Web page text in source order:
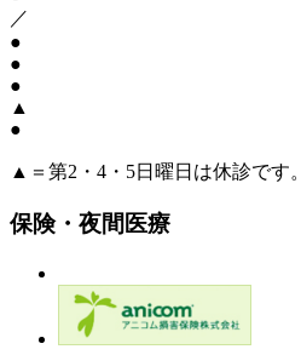
／
●
●
●
▲
●
▲＝第2・4・5日曜日は休診です。
保険・夜間医療